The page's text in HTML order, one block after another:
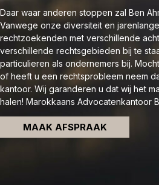
Daar waar anderen stoppen zal Ben
Vanwege onze diversiteit en
rechtzoekenden met verschillende
verschillende rechtsgebieden bij te
particulieren als ondernemers bij.
of heeft u een rechtsprobleem neem
kantoor. Wij garanderen u dat wij het
halen! Marokkaans Advocatenkantoor
MAAK AFSPRAAK